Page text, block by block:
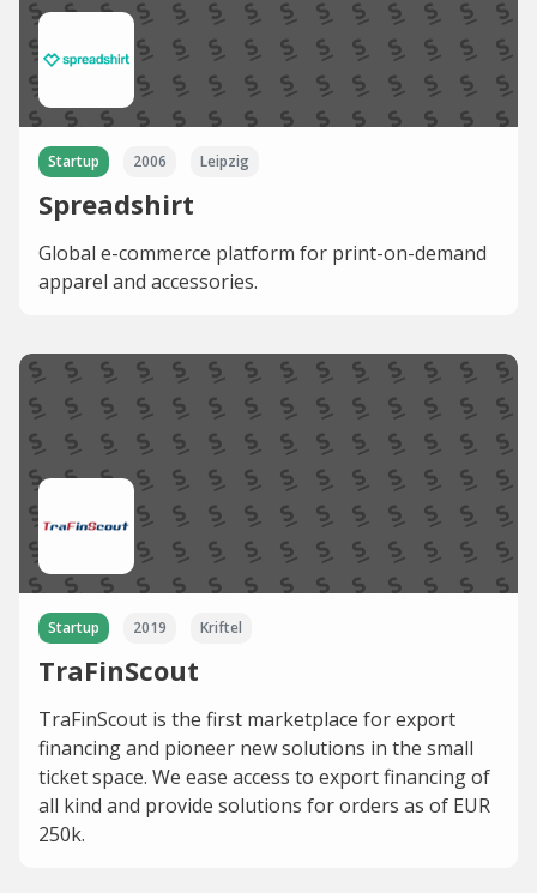
Startup 2006 Leipzig
Spreadshirt
Global e-commerce platform for print-on-demand
apparel and accessories.
Startup 2019 Kriftel
TraFinScout
TraFinScout is the first marketplace for export
financing and pioneer new solutions in the small
ticket space. We ease access to export financing of
all kind and provide solutions for orders as of EUR
250k.